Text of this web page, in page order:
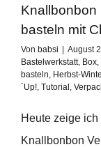
Knallbonbon
basteln mit
Von babsi August
Bastelwerkstatt, Box,
basteln, Herbst-
´Up!, Tutorial ,
Heute zeige
Knallbonbon